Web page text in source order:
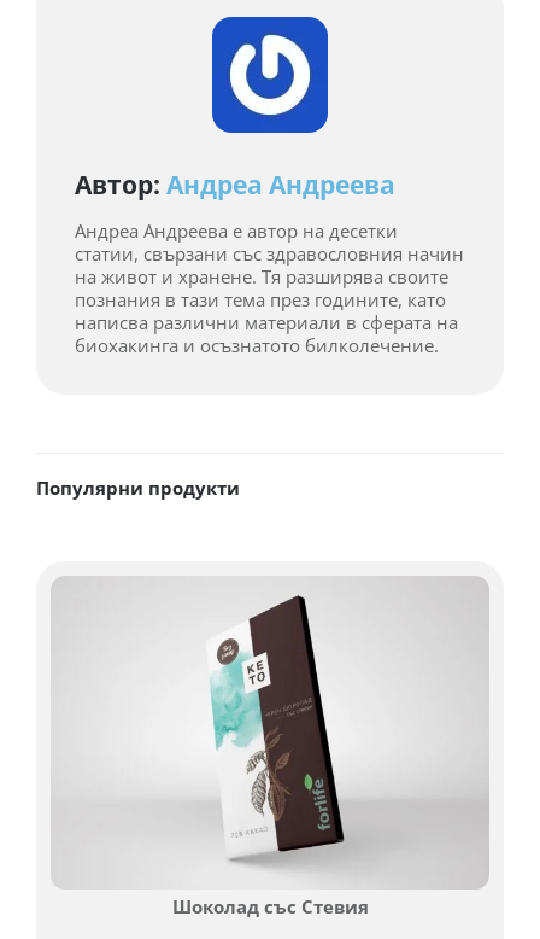
Андреа Андреева е автор на десетки
статии, свързани със здравословния начин
на живот и хранене. Тя разширява своите
познания в тази тема през годините, като
написва различни материали в сферата на
биохакинга и осъзнатото билколечение.